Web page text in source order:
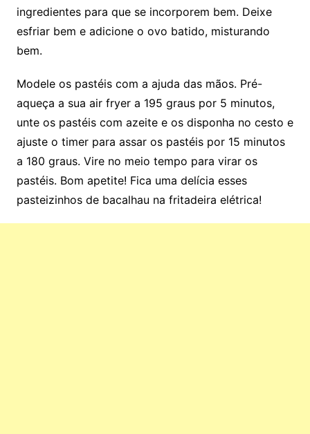
ingredientes para que se incorporem bem. Deixe
esfriar bem e adicione o ovo batido, misturando
bem.
Modele os pastéis com a ajuda das mãos. Pré-
aqueça a sua air fryer a 195 graus por 5 minutos,
unte os pastéis com azeite e os disponha no cesto e
ajuste o timer para assar os pastéis por 15 minutos
a 180 graus. Vire no meio tempo para virar os
pastéis. Bom apetite! Fica uma delícia esses
pasteizinhos de bacalhau na fritadeira elétrica!